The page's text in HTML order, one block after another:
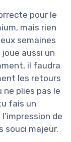
pour le
mais rien
semaines
joue aussi un
il faudra
les retours
ne plies pas le
fais un
de
souci majeur.